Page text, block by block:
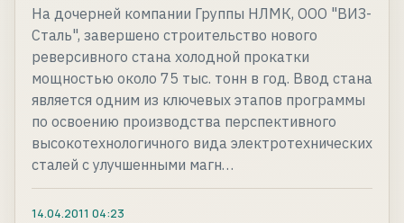
На дочерней компании Группы НЛМК, ООО "ВИЗ-
Сталь", завершено строительство нового
реверсивного стана холодной прокатки
мощностью около 75 тыс. тонн в год. Ввод стана
является одним из ключевых этапов программы
по освоению производства перспективного
высокотехнологичного вида электротехнических
сталей с улучшенными магн…
14.04.2011 04:23